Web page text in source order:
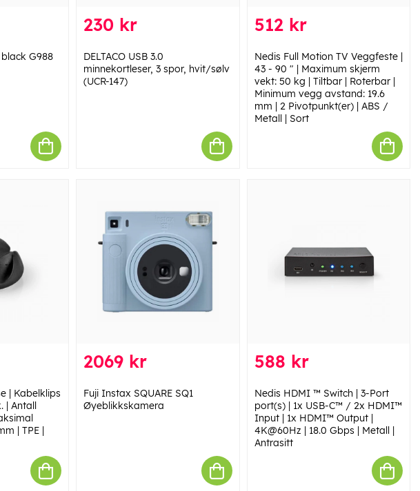
G988
230 kr
DELTACO USB 3.0
minnekortleser, 3 spor, hvit/sølv
(UCR-147)
512 kr
Nedis Full Motion TV Veggfeste |
43 - 90 " | Maximum skjerm
vekt: 50 kg | Tiltbar | Roterbar |
Minimum vegg avstand: 19.6
mm | 2 Pivotpunkt(er) | ABS /
Metall | Sort
| Kabelklips
| Antall
| TPE |
2069 kr
Fuji Instax SQUARE SQ1
Øyeblikkskamera
588 kr
Nedis HDMI ™ Switch | 3-Port
port(s) | 1x USB-C™ / 2x HDMI™
Input | 1x HDMI™ Output |
4K@60Hz | 18.0 Gbps | Metall |
Antrasitt